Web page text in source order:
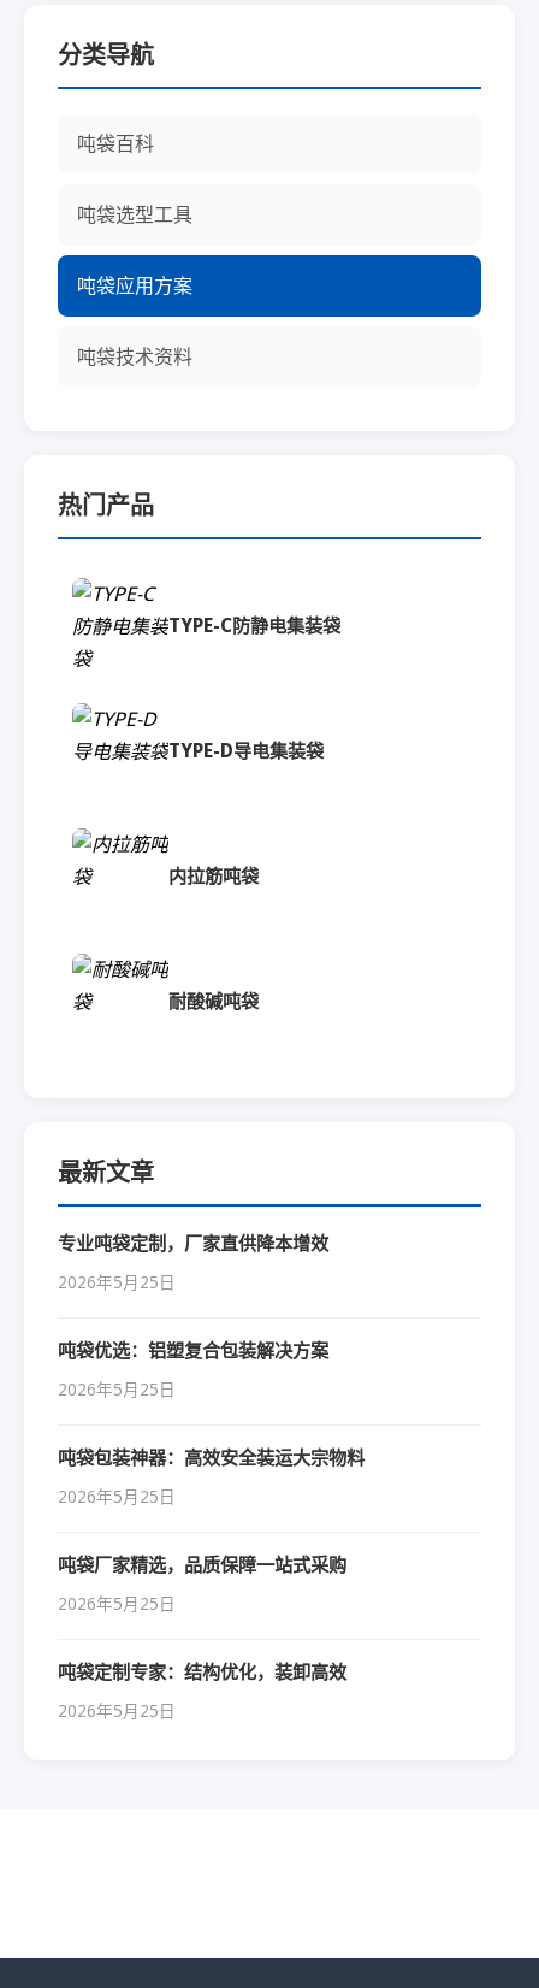
分类导航
吨袋百科
吨袋选型工具
吨袋应用方案
吨袋技术资料
热门产品
TYPE-C防静电集装袋
TYPE-D导电集装袋
内拉筋吨袋
耐酸碱吨袋
最新文章
专业吨袋定制，厂家直供降本增效
2026年5月25日
吨袋优选：铝塑复合包装解决方案
2026年5月25日
吨袋包装神器：高效安全装运大宗物料
2026年5月25日
吨袋厂家精选，品质保障一站式采购
2026年5月25日
吨袋定制专家：结构优化，装卸高效
2026年5月25日